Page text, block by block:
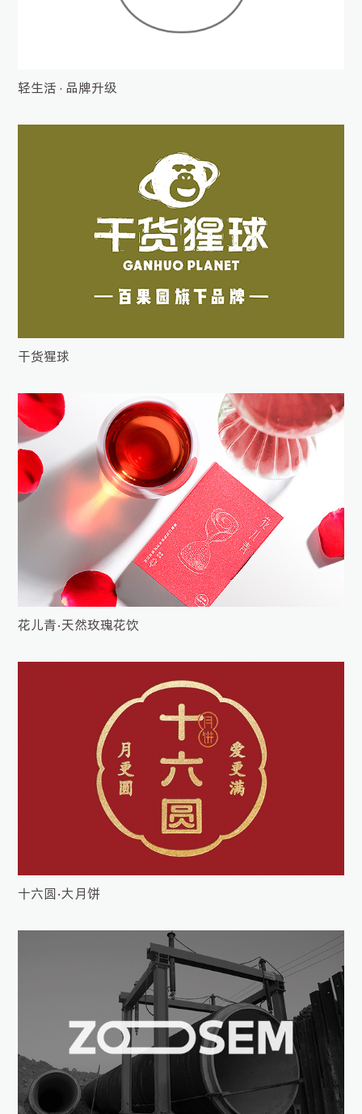
轻生活 · 品牌升级
干货猩球
花儿青•天然玫瑰花饮
十六圆•大月饼